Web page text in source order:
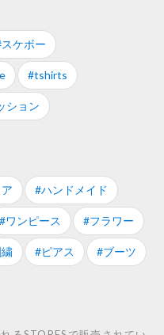
ケボー
#tshirts
ション
#ハンドメイド
#ワンピース #フラワー
#ピアス #ブーツ